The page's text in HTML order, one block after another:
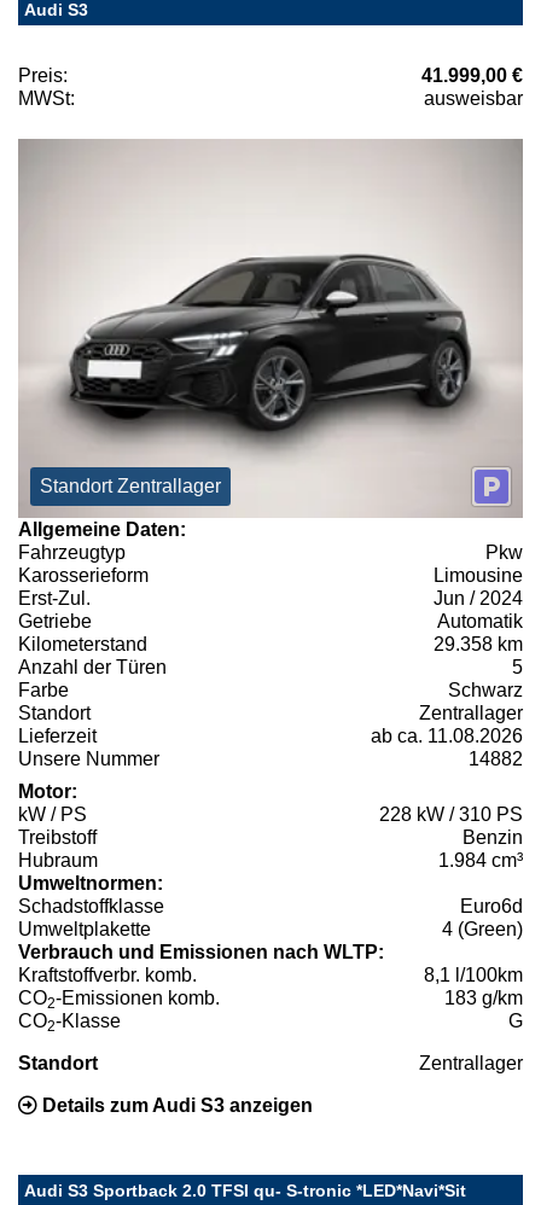
Audi S3
Preis:
41.999,00 €
MWSt:
ausweisbar
Standort Zentrallager
Allgemeine Daten:
Fahrzeugtyp
Pkw
Karosserieform
Limousine
Erst-Zul.
Jun / 2024
Getriebe
Automatik
Kilometerstand
29.358 km
Anzahl der Türen
5
Farbe
Schwarz
Standort
Zentrallager
Lieferzeit
ab ca. 11.08.2026
Unsere Nummer
14882
Motor:
kW / PS
228 kW / 310 PS
Treibstoff
Benzin
Hubraum
1.984 cm³
Umweltnormen:
Schadstoffklasse
Euro6d
Umweltplakette
4 (Green)
Verbrauch und Emissionen nach WLTP:
Kraftstoffverbr. komb.
8,1 l/100km
CO2-Emissionen komb.
183 g/km
CO2-Klasse G
Standort Zentrallager
Details zum Audi S3 anzeigen
Audi S3 Sportback 2.0 TFSI qu- S-tronic *LED*Navi*Sit